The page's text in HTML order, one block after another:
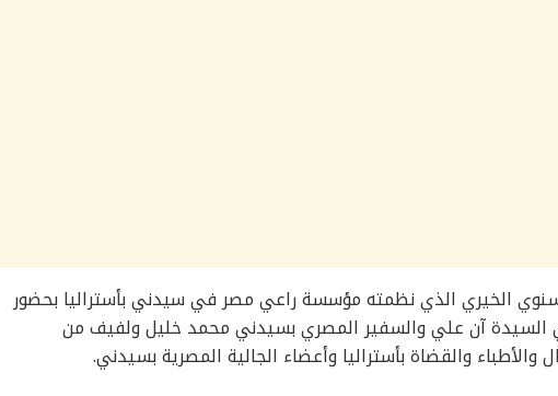
الخيري الذي نظمته مؤسسة راعي مصر في سيدني بأستراليا بحضور
السيدة آن علي والسفير المصري بسيدني محمد خليل ولفيف من
والأطباء والقضاة بأستراليا وأعضاء الجالية المصرية بسيدني.